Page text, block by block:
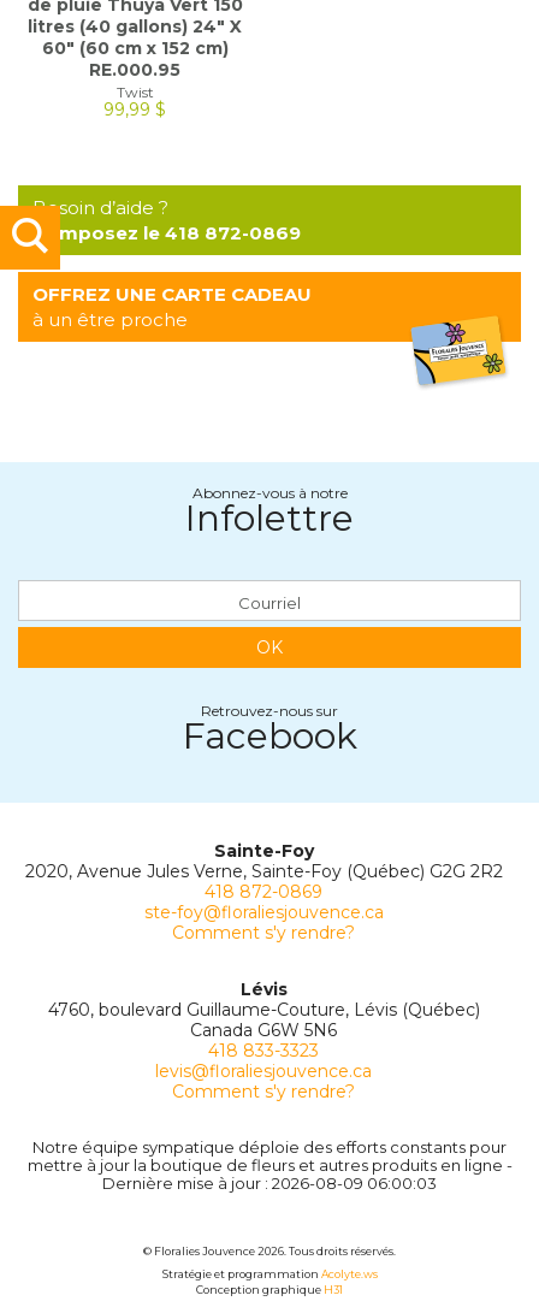
de pluie Thuya Vert 150
litres (40 gallons) 24" X
60" (60 cm x 152 cm)
RE.000.95
Twist
99,99 $
Besoin d’aide ?
Composez le 418 872-0869
OFFREZ UNE CARTE CADEAU
à un être proche
Abonnez-vous à notre
Infolettre
OK
Retrouvez-nous sur
Facebook
Sainte-Foy
2020, Avenue Jules Verne, Sainte-Foy (Québec) G2G 2R2
418 872-0869
ste-foy@floraliesjouvence.ca
Comment s'y rendre?
Lévis
4760, boulevard Guillaume-Couture, Lévis (Québec)
Canada G6W 5N6
418 833-3323
levis@floraliesjouvence.ca
Comment s'y rendre?
Notre équipe sympatique déploie des efforts constants pour
mettre à jour la boutique de fleurs et autres produits en ligne -
Dernière mise à jour : 2026-08-09 06:00:03
© Floralies Jouvence 2026. Tous droits réservés.
Stratégie et programmation Acolyte.ws
Conception graphique H31